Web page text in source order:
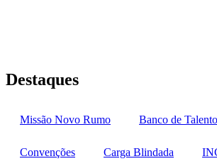
Destaques
Missão Novo Rumo Banco de
Convenções Carga Blindada